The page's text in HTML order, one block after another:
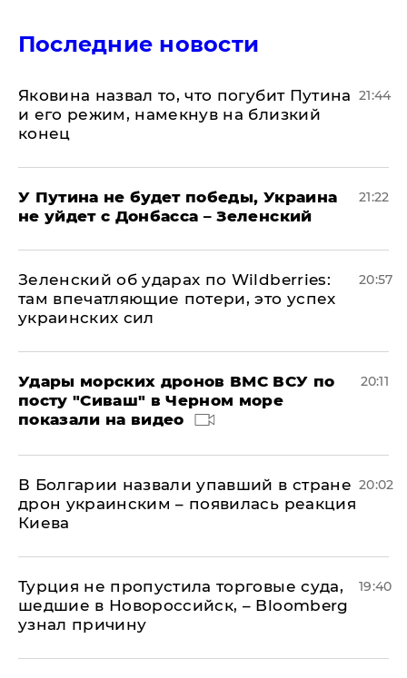
Последние новости
Яковина назвал то, что погубит Путина
и его режим, намекнув на близкий
конец
21:44
У Путина не будет победы, Украина
не уйдет с Донбасса – Зеленский
21:22
Зеленский об ударах по Wildberries:
там впечатляющие потери, это успех
украинских сил
20:57
Удары морских дронов ВМС ВСУ по
посту "Сиваш" в Черном море
показали на видео
20:11
В Болгарии назвали упавший в стране
дрон украинским – появилась реакция
Киева
20:02
Турция не пропустила торговые суда,
шедшие в Новороссийск, – Bloomberg
узнал причину
19:40